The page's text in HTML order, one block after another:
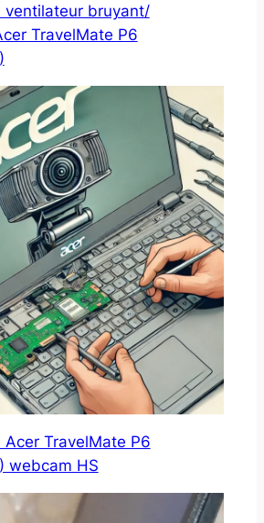
ventilateur bruyant/
TravelMate P6
Acer TravelMate P6
webcam HS